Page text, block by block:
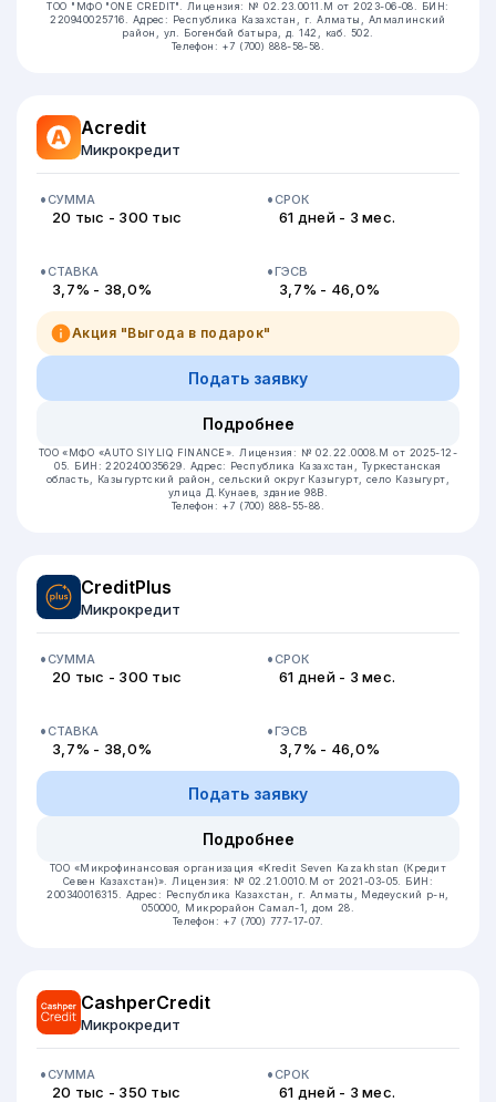
ТОО "МФО "ONE CREDIT". Лицензия: № 02.23.0011.M от 2023-06-08.
БИН:
220940025716. Адрес: Республика Казахстан, г. Алматы, Алмалинский
район, ул. Богенбай батыра, д. 142, каб. 502.
Телефон: +7 (700) 888-58-58.
Acredit
Микрокредит
СУММА
20 тыс - 300 тыс
СРОК
61 дней - 3 мес.
СТАВКА
3,7% - 38,0%
ГЭСВ
3,7% - 46,0%
Акция "Выгода в подарок"
Подать заявку
Подробнее
ТОО «МФО «AUTO SIYLIQ FINANCE». Лицензия: № 02.22.0008.М от 2025-12-
05. БИН: 220240035629. Адрес: Республика Казахстан, Туркестанская
область, Казыгуртский район, сельский округ Казыгурт, село Казыгурт,
улица Д.Кунаев, здание 98В.
Телефон: +7 (700) 888-55-88.
CreditPlus
Микрокредит
СУММА
20 тыс - 300 тыс
СРОК
61 дней - 3 мес.
СТАВКА
3,7% - 38,0%
ГЭСВ
3,7% - 46,0%
Подать заявку
Подробнее
ТОО «Микрофинансовая организация «Kredit Seven Kazakhstan (Кредит
Севен Казахстан)». Лицензия: № 02.21.0010.M от 2021-03-05. БИН:
200340016315. Адрес: Республика Казахстан, г. Алматы, Медеуский р-н,
050000, Микрорайон Самал-1, дом 28.
Телефон: +7 (700) 777-17-07.
CashperCredit
Микрокредит
СУММА
20 тыс - 350 тыс
СРОК
61 дней - 3 мес.